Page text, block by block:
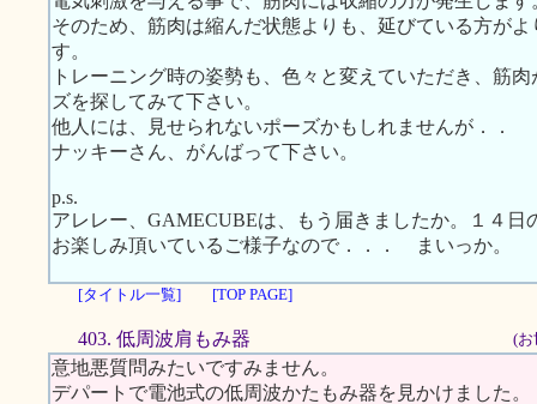
そのため、筋肉は縮んだ状態よりも、延びている方が
す。
トレーニング時の姿勢も、色々と変えていただき、筋
ズを探してみて下さい。
他人には、見せられないポーズかもしれませんが．．
ナッキーさん、がんばって下さい。
p.s.
アレレー、GAMECUBEは、もう届きましたか。１４日
お楽しみ頂いているご様子なので．．． まいっか。
[タイトル一覧] [TOP PAGE]
403. 低周波肩もみ器 (お
意地悪質問みたいですみません。
デパートで電池式の低周波かたもみ器を見かけました。